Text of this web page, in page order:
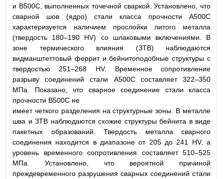
и В500С, выполненных точечной сваркой. Установлено, что
сварной шов (ядро) стали класса прочности А500С
характеризуется наличием прослойки литого металла
(твердость 180–190 HV) со шлаковыми включениями. В
зоне термического влияния (ЗТВ) наблюдаются
видманштеттовый феррит и бейнитоподобные структуры с
твердостью 251–268 HV. Временное сопротивление
разрыву соединений стали А500С составляет 322–350
МПа. Показано, что сварное соединение стали класса
прочности В500С не
имеет четкого разделения на структурные зоны. В металле
шва и ЗТВ наблюдаются схожие структуры бейнита в виде
пакетных образований. Твердость металла сварного
соединения находится в диапазоне от 205 до 241 HV, а
уровень временного сопротивления составляет 510–525
МПа. Установлено, что вероятной причиной
преждевременного разрушения сварных соединений стали